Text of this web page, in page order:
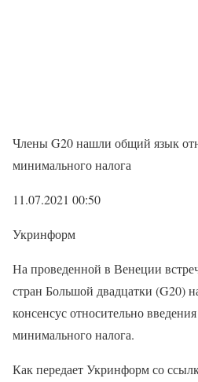
Члены G20 нашли общий язык
минимального налога
11.07.2021 00:50
Укринформ
На проведенной в Венеции
стран Большой двадцатки (G20)
консенсус относительно
минимального налога.
Как передает Укринформ со